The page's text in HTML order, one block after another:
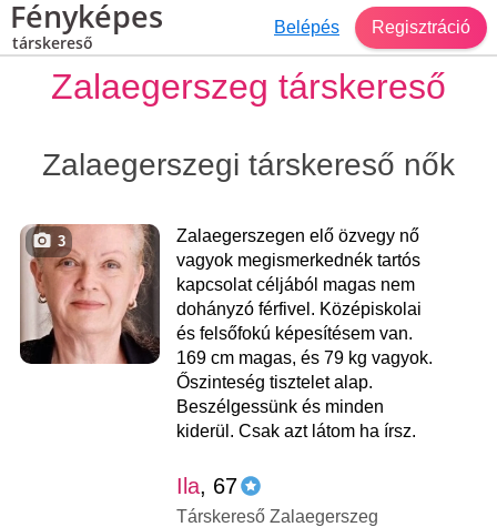
Fényképes
társkereső
Belépés Regisztráció
Zalaegerszeg társkereső
Zalaegerszegi társkereső nők
3
Zalaegerszegen elő özvegy nő
vagyok megismerkednék tartós
kapcsolat céljából magas nem
dohányzó férfivel. Középiskolai
és felsőfokú képesítésem van.
169 cm magas, és 79 kg vagyok.
Őszinteség tisztelet alap.
Beszélgessünk és minden
kiderül. Csak azt látom ha írsz.
Ila, 67
Társkereső Zalaegerszeg